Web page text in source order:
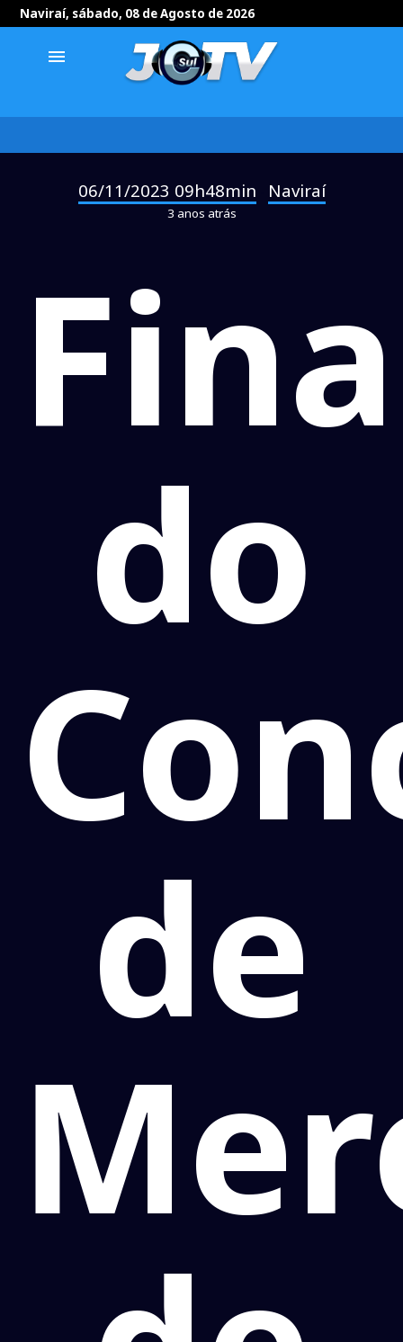
Naviraí, sábado, 08 de Agosto de 2026
menu
06/11/2023 09h48min Naviraí
3 anos atrás
do
de